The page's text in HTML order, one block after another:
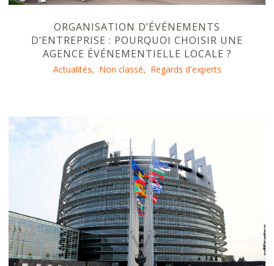
ORGANISATION D’ÉVÉNEMENTS
D’ENTREPRISE : POURQUOI CHOISIR UNE
AGENCE ÉVÉNEMENTIELLE LOCALE ?
Actualités, Non classé, Regards d'experts